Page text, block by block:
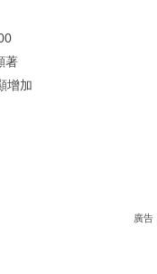
著
增加
廣告